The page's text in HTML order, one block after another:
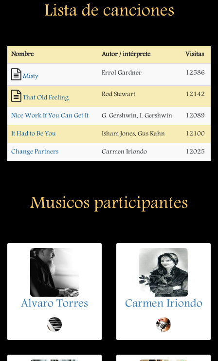
Lista de canciones
Nombre Autor / intérprete Visitas
Misty Errol Gardner 12586
That Old Feeling Rod Stewart 12142
Nice Work If You Can Get It G. Gershwin, I. Gershwin 12089
It Had to Be You Isham Jones, Gus Kahn 12100
Change Partners Carmen Iriondo 12025
Musicos participantes
Alvaro Torres Carmen Iriondo